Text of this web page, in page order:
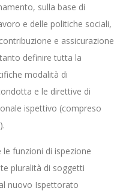
sulla base di
e delle politiche sociali,
e assicurazione
definire tutta la
modalità di
e le direttive di
ispettivo (compreso
le funzioni di ispezione
pluralità di soggetti
nuovo Ispettorato